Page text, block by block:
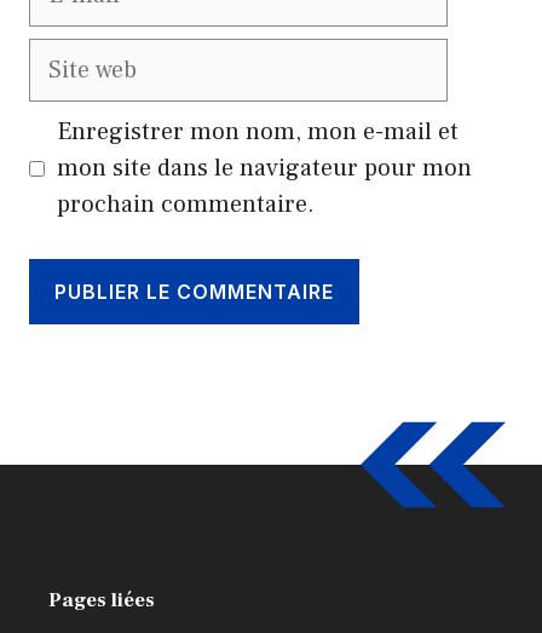
mail
Site
web
Enregistrer mon nom, mon e-mail et
mon site dans le navigateur pour mon
prochain commentaire.
Pages liées